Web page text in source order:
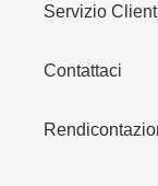
Servizio
Contattaci